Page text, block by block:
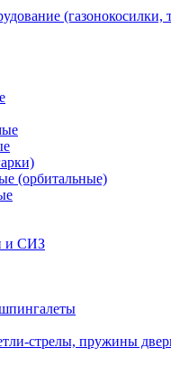
(орбитальные)
и СИЗ
стрелы, пружины